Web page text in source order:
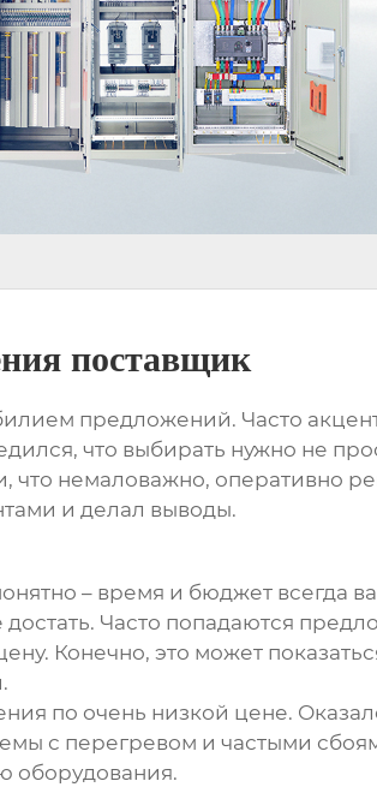
поставщик
предложений. Часто
что выбирать нужно не
что немаловажно, оперативно
и делал выводы.
– время и бюджет всегда
Часто попадаются
Конечно, это может
по очень низкой цене.
с перегревом и частыми
оборудования.